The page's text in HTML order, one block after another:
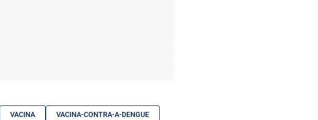
VACINA VACINA-CONTRA-A-DENGUE